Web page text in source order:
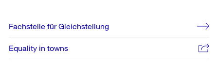
Weitere
Informationen
Fachstelle für Gleichstellung
Equality in towns